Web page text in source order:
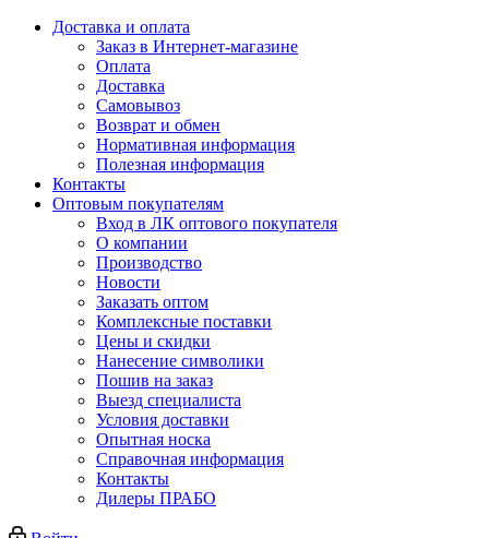
Доставка и оплата
Заказ в Интернет-магазине
Оплата
Доставка
Самовывоз
Возврат и обмен
Нормативная информация
Полезная информация
Контакты
Оптовым покупателям
Вход в ЛК оптового покупателя
О компании
Производство
Новости
Заказать оптом
Комплексные поставки
Цены и скидки
Нанесение символики
Пошив на заказ
Выезд специалиста
Условия доставки
Опытная носка
Справочная информация
Контакты
Дилеры ПРАБО